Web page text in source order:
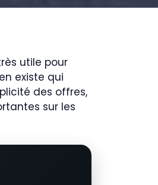
utile pour
existe qui
des offres,
sur les